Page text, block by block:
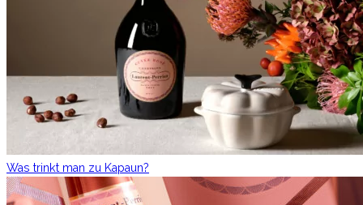
Was trinkt man zu Kapaun?